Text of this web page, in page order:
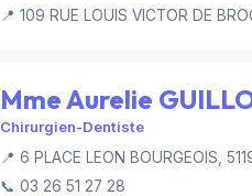
📍 109 RUE LOUIS VICTOR DE
Mme Aurelie
Chirurgien-Dentiste
📍 6 PLACE LEON BOURGEOIS,
📞 03 26 51 27 28